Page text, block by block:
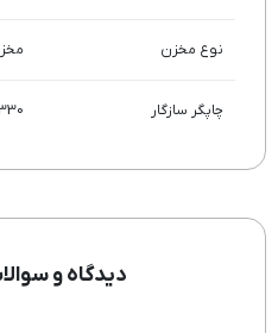
نوع مخزن
چاپگر سازگار
دیدگاه و